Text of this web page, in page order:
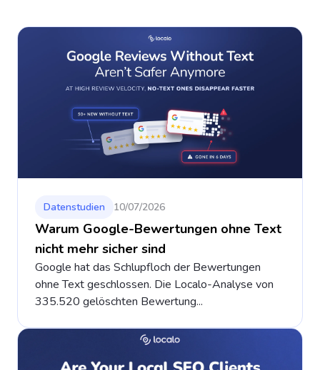
Datenstudien 10/07/2026
Warum Google-Bewertungen ohne Text
nicht mehr sicher sind
Google hat das Schlupfloch der Bewertungen
ohne Text geschlossen. Die Localo-Analyse von
335.520 gelöschten Bewertung...